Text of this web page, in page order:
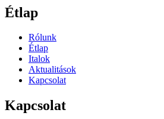
Étlap
Rólunk
Étlap
Italok
Aktualitások
Kapcsolat
Kapcsolat